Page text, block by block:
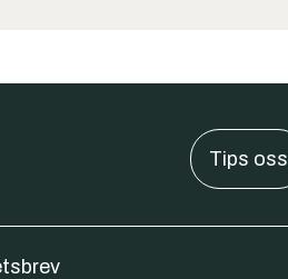
Tips oss